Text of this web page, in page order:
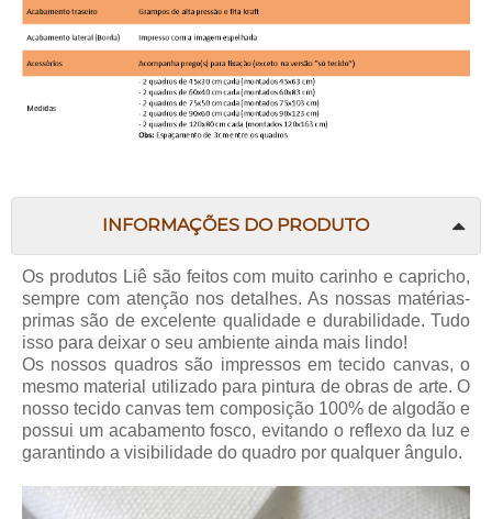
INFORMAÇÕES DO PRODUTO
Os produtos Liê são feitos com muito carinho e capricho,
sempre com atenção nos detalhes. As nossas matérias-
primas são de excelente qualidade e durabilidade. Tudo
isso para deixar o seu ambiente ainda mais lindo!
Os nossos quadros são impressos em tecido canvas, o
mesmo material utilizado para pintura de obras de arte. O
nosso tecido canvas tem composição 100% de algodão e
possui um acabamento fosco, evitando o reflexo da luz e
garantindo a visibilidade do quadro por qualquer ângulo.